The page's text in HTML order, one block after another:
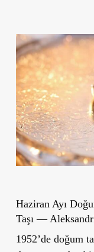
Haziran Ayı
Taşı —
1952’de doğum